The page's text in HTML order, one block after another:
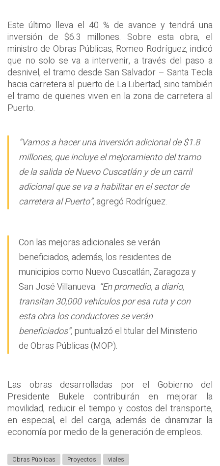
Este último lleva el 40 % de avance y tendrá una
inversión de $6.3 millones. Sobre esta obra, el
ministro de Obras Públicas, Romeo Rodríguez, indicó
que no solo se va a intervenir, a través del paso a
desnivel, el tramo desde San Salvador – Santa Tecla
hacia carretera al puerto de La Libertad, sino también
el tramo de quienes viven en la zona de carretera al
Puerto.
“Vamos a hacer una inversión adicional de $1.8
millones, que incluye el mejoramiento del tramo
de la salida de Nuevo Cuscatlán y de un carril
adicional que se va a habilitar en el sector de
carretera al Puerto”,agregó Rodríguez.
Con las mejoras adicionales se verán
beneficiados, además, los residentes de
municipios como Nuevo Cuscatlán, Zaragoza y
San José Villanueva. “En promedio, a diario,
transitan 30,000 vehículos por esa ruta y con
esta obra los conductores se verán
beneficiados”,puntualizó el titular del Ministerio
de Obras Públicas (MOP).
Las obras desarrolladas por el Gobierno del
Presidente Bukele contribuirán en mejorar la
movilidad, reducir el tiempo y costos del transporte,
en especial, el del carga, además de dinamizar la
economía por medio de la generación de empleos.
Obras Públicas Proyectos viales